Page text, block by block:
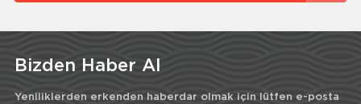
Bizden Haber Al
Yeniliklerden erkenden haberdar olmak için lütfen e-posta